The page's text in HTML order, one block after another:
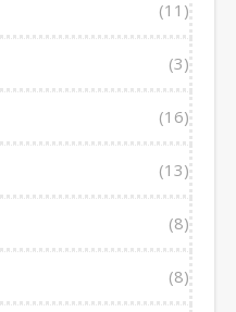
(11)
(3)
(16)
(13)
(8)
(8)